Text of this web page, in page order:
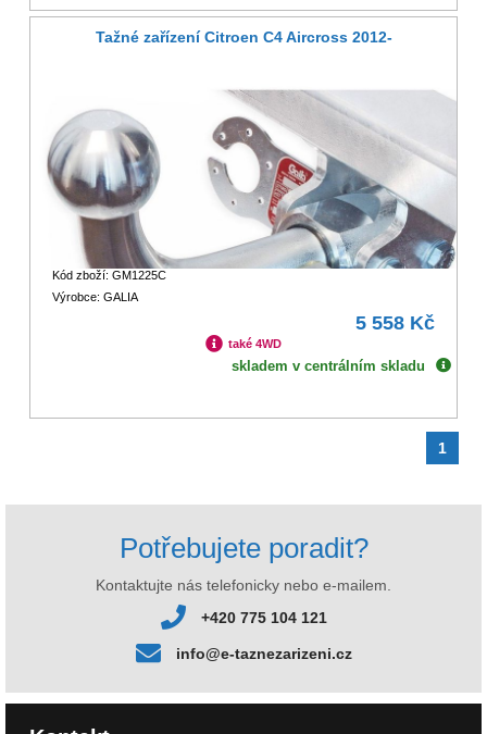
Tažné zařízení Citroen C4 Aircross 2012-
Kód zboží: GM1225C
Výrobce: GALIA
5 558 Kč
také 4WD
skladem v centrálním skladu
1
Potřebujete poradit?
Kontaktujte nás telefonicky nebo e-mailem.
+420 775 104 121
info@e-taznezarizeni.cz